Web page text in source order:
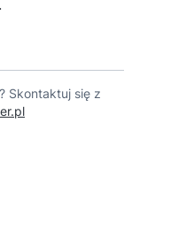
Skontaktuj się z